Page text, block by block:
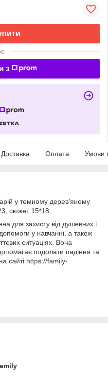
з
Доставка Оплата Умови
у темному дерев'яному
сюжет 15*18.
для захисту від душевних і
у навчанні, а також
ситуаціях. Вона
подолати падіння та
сайті https://family-